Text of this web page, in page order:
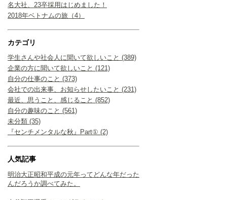
名大社、23卒採用はじめました！
2018年ベトナムの旅（4）
カテゴリ
学生さんや社会人に聞いて欲しいこと (389)
企業の方に聞いて欲しいこと (121)
自分の仕事のこと (373)
会社での出来事、お知らせしたいこと (231)
最近、思うこと、感じること (852)
自分の趣味のこと (561)
未分類 (35)
『センチメンタルな秋』Part① (2)
人気記事
明治大正昭和平成の元年ってどんな年だった
んだろうか調べてみた。